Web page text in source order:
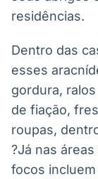
residências.
Dentro das
esses
gordura,
de fiação,
roupas,
?Já nas
focos